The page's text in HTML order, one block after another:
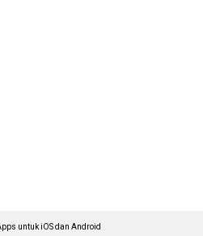
untuk iOS dan Android